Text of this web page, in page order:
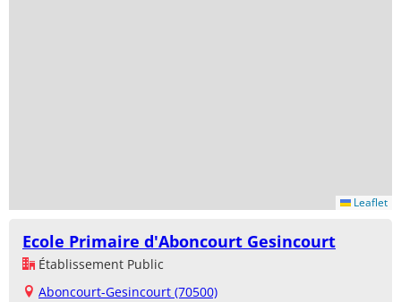
Leaflet
Ecole Primaire d'Aboncourt Gesincourt
Établissement Public
Aboncourt-Gesincourt (70500)